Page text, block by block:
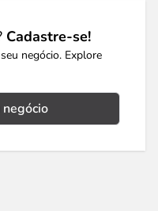
Cadastre-se!
negócio. Explore